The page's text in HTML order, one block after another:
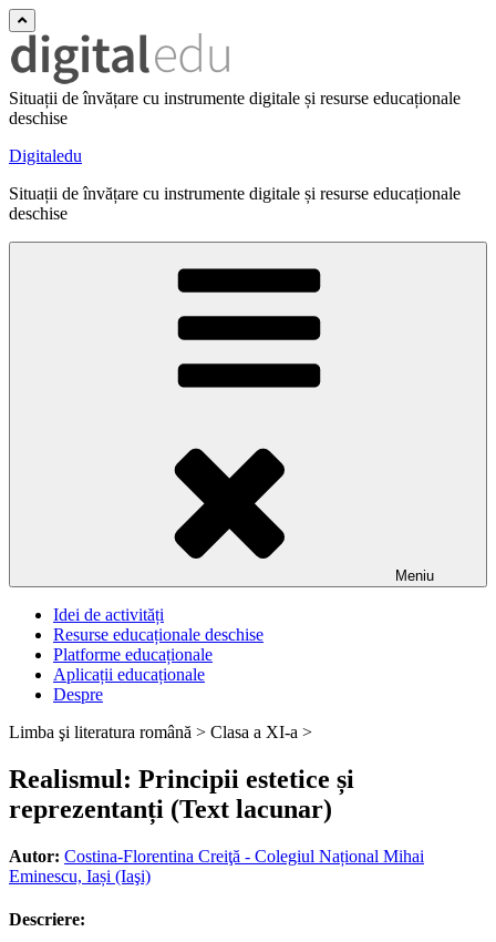
Situații de învățare cu instrumente digitale și resurse educaționale
deschise
Digitaledu
Situații de învățare cu instrumente digitale și resurse educaționale
deschise
Meniu
Idei de activități
Resurse educaționale deschise
Platforme educaționale
Aplicații educaționale
Despre
Limba şi literatura română > Clasa a XI-a >
Realismul: Principii estetice și
reprezentanți (Text lacunar)
Autor: Costina-Florentina Creiţă - Colegiul Național Mihai
Eminescu, Iași (Iaşi)
Descriere: